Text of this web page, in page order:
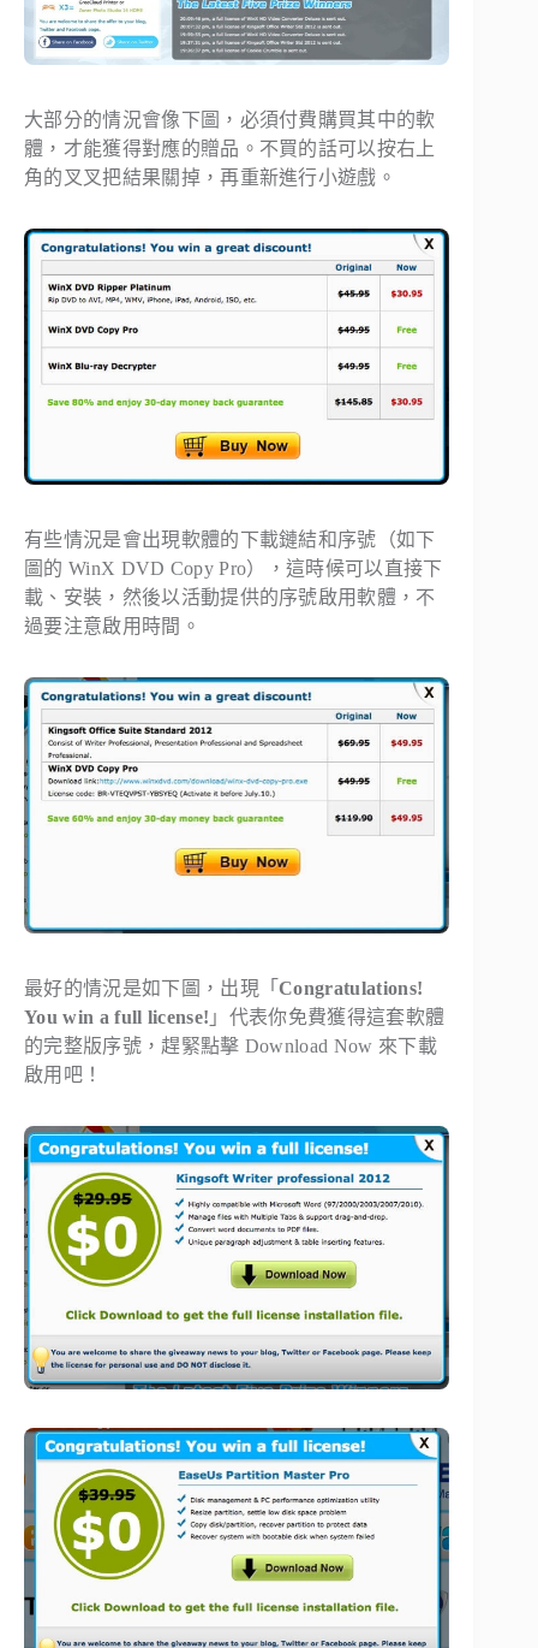
大部分的情況會像下圖，必須付費購買其中的軟
體，才能獲得對應的贈品。不買的話可以按右上
角的叉叉把結果關掉，再重新進行小遊戲。
有些情況是會出現軟體的下載鏈結和序號（如下
圖的 WinX DVD Copy Pro），這時候可以直接下
載、安裝，然後以活動提供的序號啟用軟體，不
過要注意啟用時間。
最好的情況是如下圖，出現「Congratulations!
You win a full license! 」代表你免費獲得這套軟體
的完整版序號，趕緊點擊 Download Now 來下載
啟用吧！